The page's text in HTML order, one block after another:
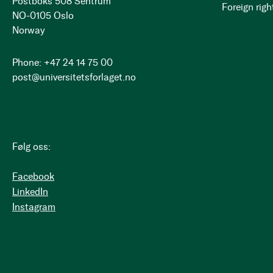
NO-0105 Oslo
Norway
Phone: +47 24 14 75 00
post@universitetsforlaget.no
Følg oss:
Facebook
LinkedIn
Instagram
Foreign